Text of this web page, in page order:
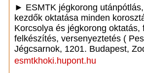
► ESMTK jégkorong
kezdők oktatása minden
Korcsolya és jégkorong oktatás,
felkészítés, versenyeztetés (
Jégcsarnok, 1201. Budapest,
esmtkhoki.hupont.hu